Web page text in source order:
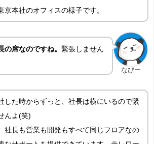
京本社のオフィスの様子です。
なびー
の席なのですね。緊張しません
した時からずっと、社長は横にいるので緊
んよ(笑)
社長も営業も開発もすべて同じフロアなの